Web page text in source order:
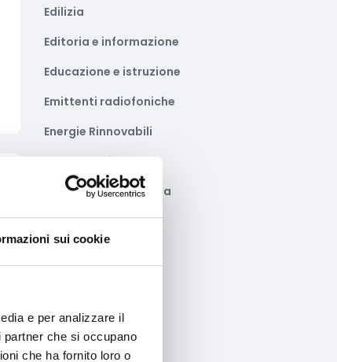
sui cookie
e per analizzare il
che si occupano
che ha fornito loro o
Edilizia
Editoria e informazione
Educazione e istruzione
Emittenti radiofoniche
Energie Rinnovabili
Farmaceutico
Farmacia e/o chimica
Fashion
Formazione e lavoro
Fotovoltaico